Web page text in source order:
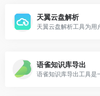
天翼云盘解析
语雀知识库导出